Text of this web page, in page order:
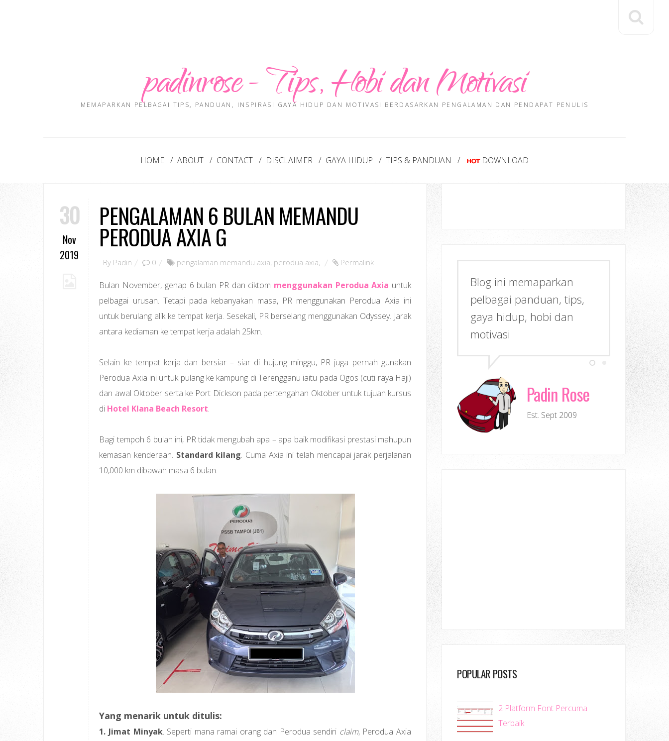
padinrose - Tips, Hobi dan Motivasi
MEMAPARKAN PELBAGAI TIPS, PANDUAN, INSPIRASI GAYA HIDUP DAN MOTIVASI BERDASARKAN PENGALAMAN DAN PENDAPAT PENULIS
HOME ABOUT CONTACT DISCLAIMER GAYA HIDUP TIPS & PANDUAN DOWNLOAD
30
Nov
2019
PENGALAMAN 6 BULAN MEMANDU
PERODUA AXIA G
By Padin 0 pengalaman memandu axia, perodua axia, Permalink
Bulan November, genap 6 bulan PR dan ciktom menggunakan Perodua Axia untuk
pelbagai urusan. Tetapi pada kebanyakan masa, PR menggunakan Perodua Axia ini
untuk berulang alik ke tempat kerja. Sesekali, PR berselang menggunakan Odyssey. Jarak
antara kediaman ke tempat kerja adalah 25km.
Selain ke tempat kerja dan bersiar – siar di hujung minggu, PR juga pernah gunakan
Perodua Axia ini untuk pulang ke kampung di Terengganu iaitu pada Ogos (cuti raya Haji)
dan awal Oktober serta ke Port Dickson pada pertengahan Oktober untuk tujuan kursus
di Hotel Klana Beach Resort.
Bagi tempoh 6 bulan ini, PR tidak mengubah apa – apa baik modifikasi prestasi mahupun
kemasan kenderaan. Standard kilang. Cuma Axia ini telah mencapai jarak perjalanan
10,000 km dibawah masa 6 bulan.
Yang menarik untuk ditulis:
1. Jimat Minyak. Seperti mana ramai orang dan Perodua sendiri claim, Perodua Axia
Blog ini memaparkan
pelbagai panduan, tips,
gaya hidup, hobi dan
motivasi
Padin Rose
Est. Sept 2009
POPULAR POSTS
2 Platform Font Percuma
Terbaik